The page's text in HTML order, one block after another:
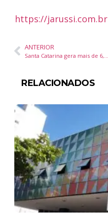
https://jarussi.com.br
ANTERIOR
RELACIONADOS